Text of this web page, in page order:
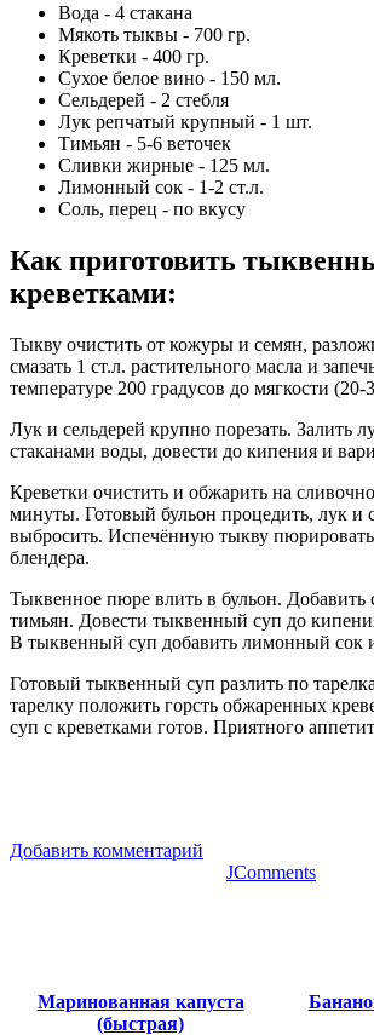
Вода - 4 стакана
Мякоть тыквы - 700 гр.
Креветки - 400 гр.
Сухое белое вино - 150 мл.
Сельдерей - 2 стебля
Лук репчатый крупный - 1 шт.
Тимьян - 5-6 веточек
Сливки жирные - 125 мл.
Лимонный сок - 1-2 ст.л.
Соль, перец - по вкусу
Как приготовить
креветками:
Тыкву очистить от кожуры и семян,
смазать 1 ст.л. растительного масла и
температуре 200 градусов до мягкости
Лук и сельдерей крупно порезать. Залить
стаканами воды, довести до кипения и
Креветки очистить и обжарить на
минуты. Готовый бульон процедить, лук и
выбросить. Испечённую тыкву
блендера.
Тыквенное пюре влить в бульон. Добавить
тимьян. Довести тыквенный суп до
В тыквенный суп добавить лимонный сок
Готовый тыквенный суп разлить по
тарелку положить горсть обжаренных
суп с креветками готов. Приятного
Добавить комментарий
JComments
Маринованная капуста
(быстрая)